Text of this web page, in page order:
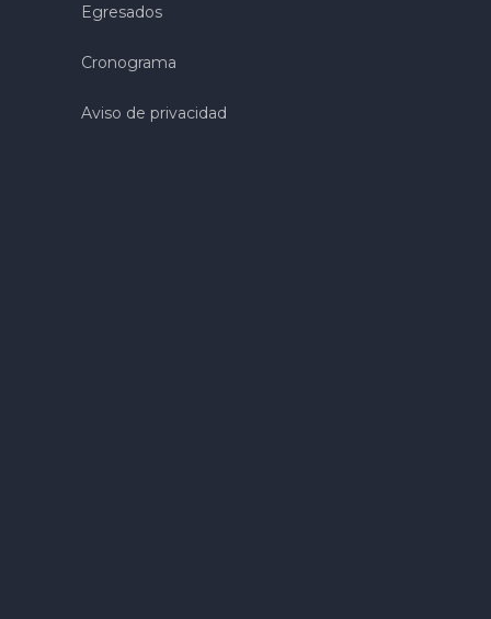
Egresados
Cronograma
Aviso de privacidad